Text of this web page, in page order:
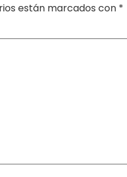
están marcados con *